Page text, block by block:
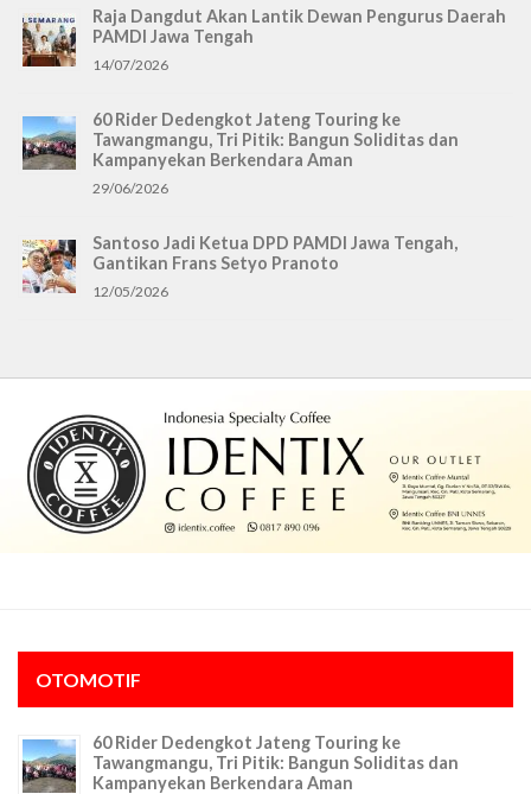
Raja Dangdut Akan Lantik Dewan Pengurus Daerah
PAMDI Jawa Tengah
14/07/2026
60 Rider Dedengkot Jateng Touring ke
Tawangmangu, Tri Pitik: Bangun Soliditas dan
Kampanyekan Berkendara Aman
29/06/2026
Santoso Jadi Ketua DPD PAMDI Jawa Tengah,
Gantikan Frans Setyo Pranoto
12/05/2026
OTOMOTIF
60 Rider Dedengkot Jateng Touring ke
Tawangmangu, Tri Pitik: Bangun Soliditas dan
Kampanyekan Berkendara Aman